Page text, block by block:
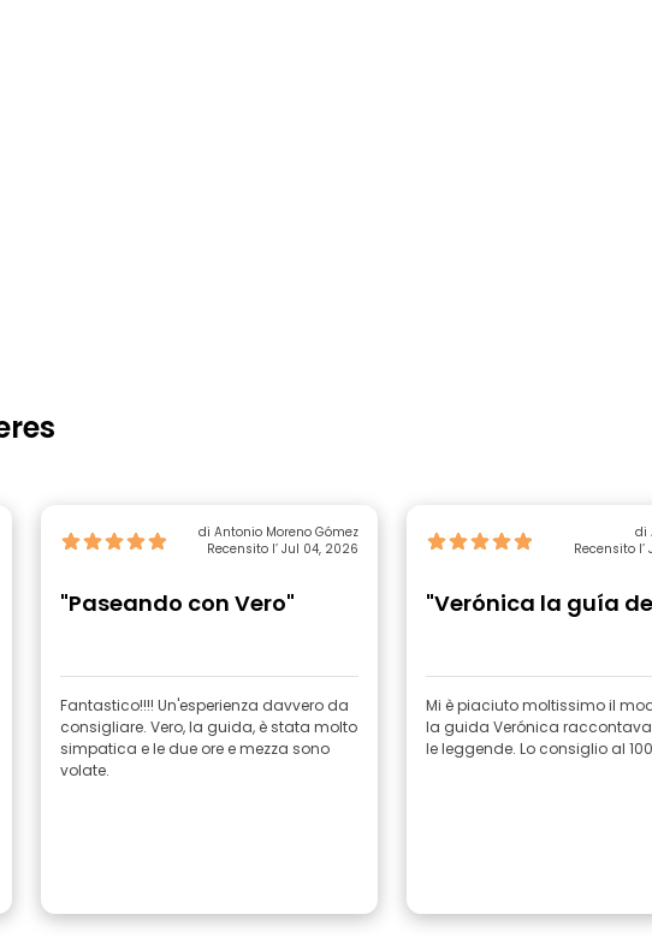
di Antonio Moreno Gómez
Recensito l’ Jul 04, 2026
"Paseando con Vero"
Fantastico!!!! Un'esperienza davvero da
consigliare. Vero, la guida, è stata molto
simpatica e le due ore e mezza sono
volate.
di
Recensito
"Verónica la guía de
Mi è piaciuto moltissimo il
la guida Verónica raccontava
le leggende. Lo consiglio al